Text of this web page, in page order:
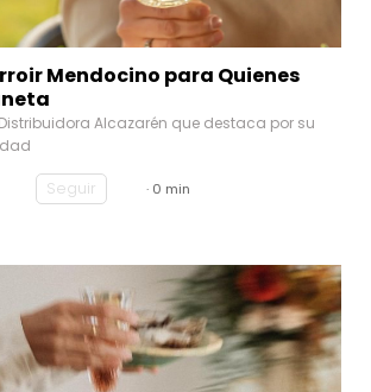
Mendocino para Quienes
Alcazarén que destaca por su
Seguir · 0 min